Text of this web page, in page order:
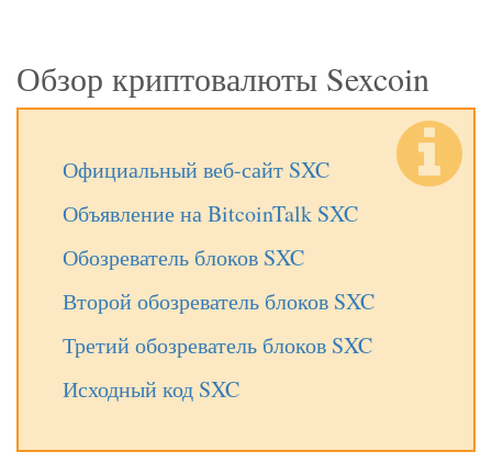
Обзор криптовалюты Sexcoin
Официальный веб-сайт SXC
Объявление на BitcoinTalk SXC
Обозреватель блоков SXC
Второй обозреватель блоков SXC
Третий обозреватель блоков SXC
Исходный код SXC